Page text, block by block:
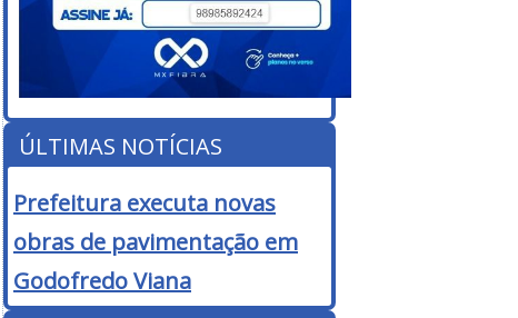
ÚLTIMAS NOTÍCIAS
Prefeitura executa novas
obras de pavimentação em
Godofredo Viana